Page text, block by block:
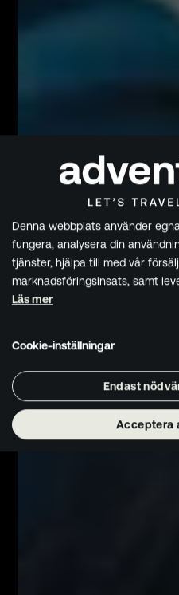
Denna webbplats använder
fungera, analysera din
tjänster, hjälpa till med vår
marknadsföringsinsats, samt
Läs mer
Cookie-inställningar
Endast
Acceptera